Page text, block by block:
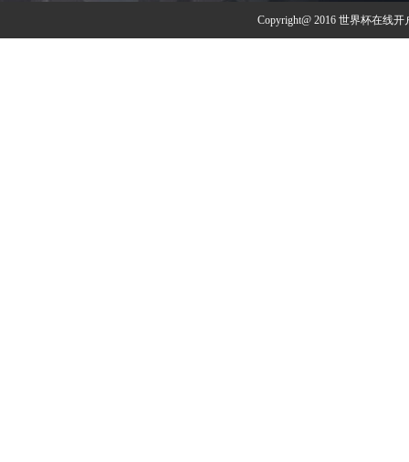
Copyright@ 2016 世界杯在线